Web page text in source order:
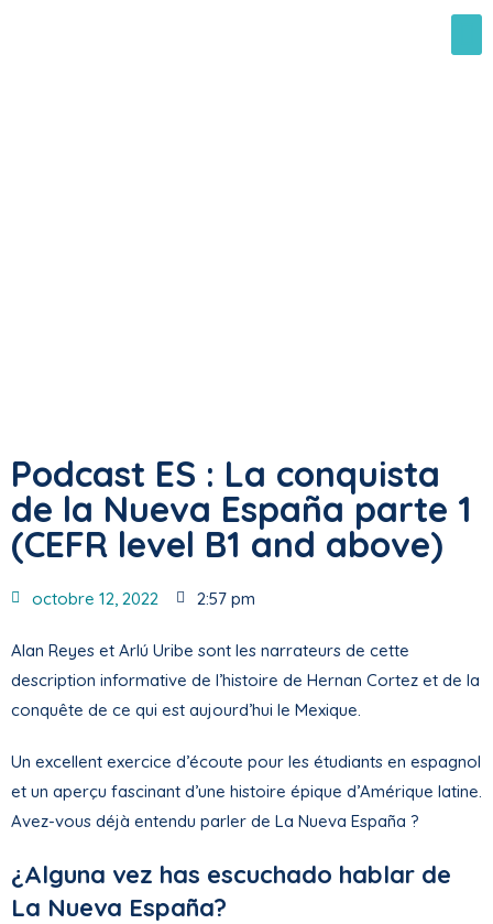
Podcast ES : La conquista
de la Nueva España parte 1
(CEFR level B1 and above)
octobre 12, 2022 2:57 pm
Alan Reyes et Arlú Uribe sont les narrateurs de cette
description informative de l’histoire de Hernan Cortez et de la
conquête de ce qui est aujourd’hui le Mexique.
Un excellent exercice d’écoute pour les étudiants en espagnol
et un aperçu fascinant d’une histoire épique d’Amérique latine.
Avez-vous déjà entendu parler de La Nueva España ?
¿Alguna vez has escuchado hablar de
La Nueva España?